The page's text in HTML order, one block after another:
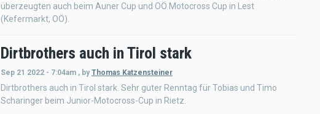
überzeugten auch beim Auner Cup und OÖ Motocross Cup in Lest
(Kefermarkt, OÖ).
Dirtbrothers auch in Tirol stark
Sep 21 2022 - 7:04am , by Thomas Katzensteiner
Dirtbrothers auch in Tirol stark. Sehr guter Renntag für Tobias und Timo
Scharinger beim Junior-Motocross-Cup in Rietz.